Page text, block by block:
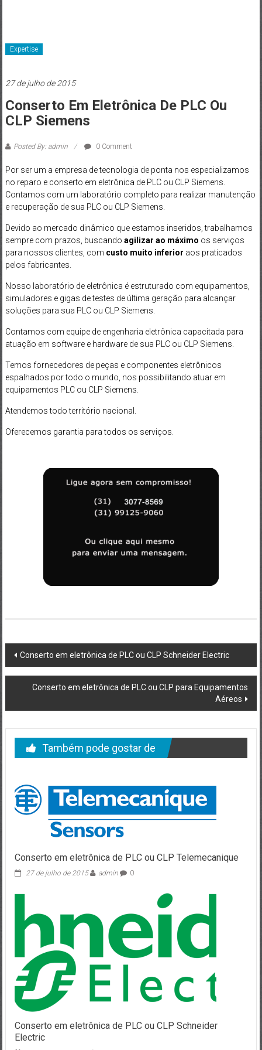
Expertise
27 de julho de 2015
Conserto Em Eletrônica De PLC Ou
CLP Siemens
Posted By: admin 0 Comment
Por ser um a empresa de tecnologia de ponta nos especializamos
no reparo e conserto em eletrônica de PLC ou CLP Siemens.
Contamos com um laboratório completo para realizar manutenção
e recuperação de sua PLC ou CLP Siemens.
Devido ao mercado dinâmico que estamos inseridos, trabalhamos
sempre com prazos, buscando agilizar ao máximo os serviços
para nossos clientes, com custo muito inferior aos praticados
pelos fabricantes.
Nosso laboratório de eletrônica é estruturado com equipamentos,
simuladores e gigas de testes de última geração para alcançar
soluções para sua PLC ou CLP Siemens.
Contamos com equipe de engenharia eletrônica capacitada para
atuação em software e hardware de sua PLC ou CLP Siemens.
Temos fornecedores de peças e componentes eletrônicos
espalhados por todo o mundo, nos possibilitando atuar em
equipamentos PLC ou CLP Siemens.
Atendemos todo território nacional.
Oferecemos garantia para todos os serviços.
Post
navigation
Conserto em eletrônica de PLC ou CLP Schneider Electric
Conserto em eletrônica de PLC ou CLP para Equipamentos
Aéreos
Também pode gostar de
Conserto em eletrônica de PLC ou CLP Telemecanique
27 de julho de 2015 admin 0
Conserto em eletrônica de PLC ou CLP Schneider
Electric